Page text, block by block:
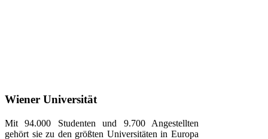
Wiener Universität
Mit 94.000 Studenten und 9.700 Angestellten
gehört sie zu den größten Universitäten in Europa